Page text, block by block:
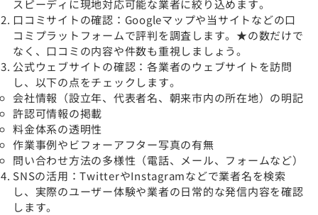
スピーディに現地対応可能な業者に絞り込めます。
口コミサイトの確認：Googleマップや当サイトなどの口
コミプラットフォームで評判を調査します。★の数だけで
なく、口コミの内容や件数も重視しましょう。
公式ウェブサイトの確認：各業者のウェブサイトを訪問
し、以下の点をチェックします。
会社情報（設立年、代表者名、朝来市内の所在地）の明記
許認可情報の掲載
料金体系の透明性
作業事例やビフォーアフター写真の有無
問い合わせ方法の多様性（電話、メール、フォームなど）
SNSの活用：TwitterやInstagramなどで業者名を検索
し、実際のユーザー体験や業者の日常的な発信内容を確認
します。